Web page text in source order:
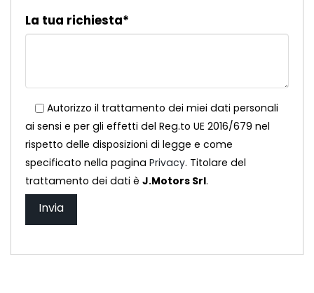
La tua richiesta*
Autorizzo il trattamento dei miei dati personali
ai sensi e per gli effetti del Reg.to UE 2016/679 nel
rispetto delle disposizioni di legge e come
specificato nella pagina Privacy. Titolare del
trattamento dei dati è J.Motors Srl.